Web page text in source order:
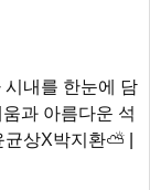
시내를 한눈에 담
과 아름다운 석
상X박지환⛅ |